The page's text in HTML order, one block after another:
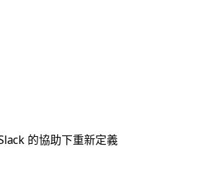
的協助下重新定義